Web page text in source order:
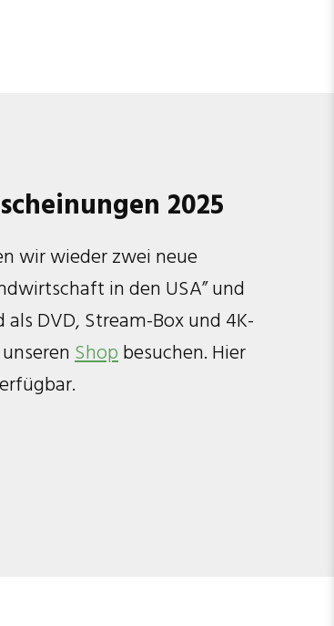
2025
wir wieder zwei neue
in den USA” und
als DVD, Stream-Box und 4K-
Shopbesuchen. Hier